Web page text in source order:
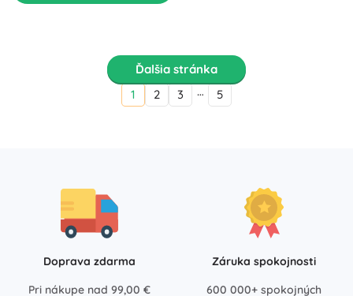
Ďalšia stránka
1
2 3 … 5
Doprava zdarma
Pri nákupe nad 99,00 €
Záruka spokojnosti
600 000+ spokojných